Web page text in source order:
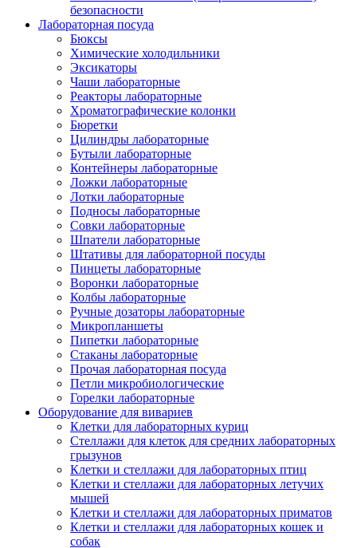
безопасности
Лабораторная посуда
Бюксы
Химические холодильники
Эксикаторы
Чаши лабораторные
Реакторы лабораторные
Хроматографические колонки
Бюретки
Цилиндры лабораторные
Бутыли лабораторные
Контейнеры лабораторные
Ложки лабораторные
Лотки лабораторные
Подносы лабораторные
Совки лабораторные
Шпатели лабораторные
Штативы для лабораторной посуды
Пинцеты лабораторные
Воронки лабораторные
Колбы лабораторные
Ручные дозаторы лабораторные
Микропланшеты
Пипетки лабораторные
Стаканы лабораторные
Прочая лабораторная посуда
Петли микробиологические
Горелки лабораторные
Оборудование для вивариев
Клетки для лабораторных куриц
Стеллажи для клеток для средних лабораторных
грызунов
Клетки и стеллажи для лабораторных птиц
Клетки и стеллажи для лабораторных летучих
мышей
Клетки и стеллажи для лабораторных приматов
Клетки и стеллажи для лабораторных кошек и
собак